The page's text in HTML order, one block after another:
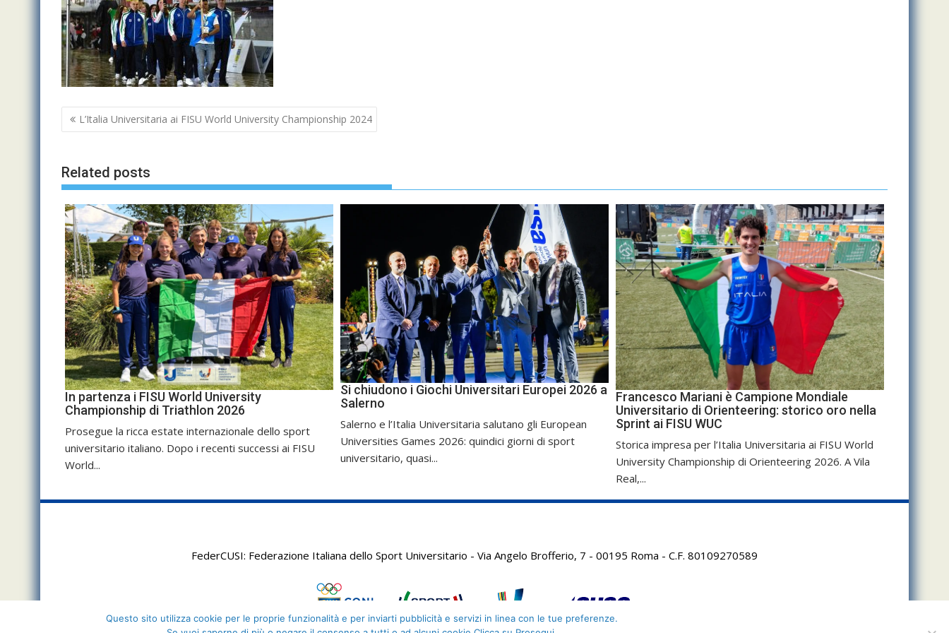
Navigazione
articoli
L’Italia Universitaria ai FISU World University Championship 2024
Related posts
In partenza i FISU World University
Championship di Triathlon 2026
Prosegue la ricca estate internazionale dello sport
universitario italiano. Dopo i recenti successi ai FISU
World...
Si chiudono i Giochi Universitari Europei 2026 a
Salerno
Salerno e l’Italia Universitaria salutano gli European
Universities Games 2026: quindici giorni di sport
universitario, quasi...
Francesco Mariani è Campione Mondiale
Universitario di Orienteering: storico oro nella
Sprint ai FISU WUC
Storica impresa per l’Italia Universitaria ai FISU World
University Championship di Orienteering 2026. A Vila
Real,...
FederCUSI: Federazione Italiana dello Sport Universitario - Via Angelo Brofferio, 7 - 00195 Roma - C.F. 80109270589
Questo sito utilizza cookie per le proprie funzionalità e per inviarti pubblicità e servizi in linea con le tue preferenze.